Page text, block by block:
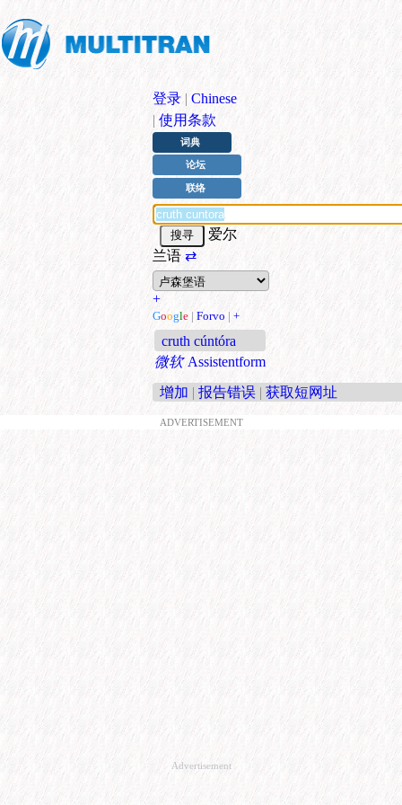
登录 | Chinese
| 使用条款
词典
论坛
联络
爱尔
兰语⇄
+
Google | Forvo | +
cruth cúntóra
微软 Assistentform
增加 | 报告错误 | 获取短网址
ADVERTISEMENT
Advertisement